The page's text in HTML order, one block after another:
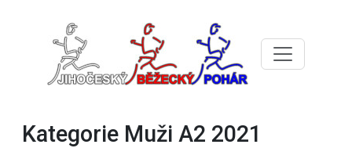
Kategorie Muži A2 2021